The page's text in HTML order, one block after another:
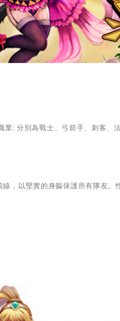
業: 分別為戰士、弓箭手、刺客、
，以堅實的身軀保護所有隊友。